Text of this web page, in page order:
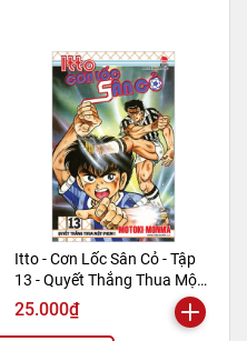
Itto - Cơn Lốc Sân Cỏ - Tập
13 - Quyết Thắng Thua Một
Phen!! (Tái Bản 2024)
25.000₫